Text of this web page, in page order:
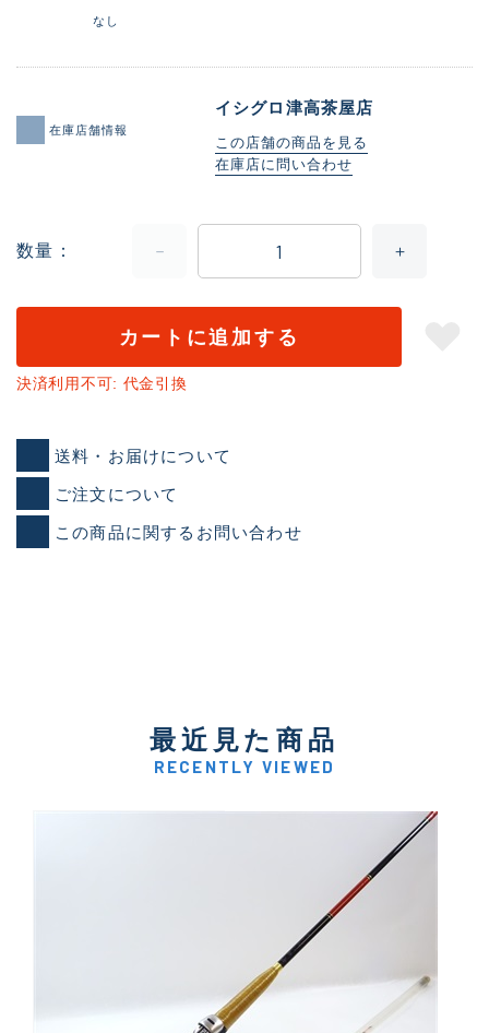
なし
在庫店舗情報
イシグロ津高茶屋店
この店舗の商品を見る
在庫店に問い合わせ
数量
カートに追加する
決済利用不可: 代金引換
送料・お届けについて
ご注文について
この商品に関するお問い合わせ
最近見た商品
RECENTLY VIEWED